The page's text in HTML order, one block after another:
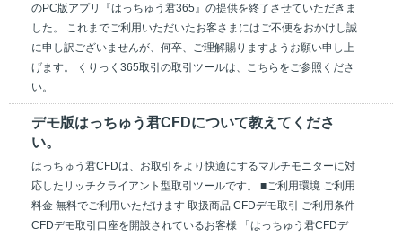
のPC版アプリ『はっちゅう君365』の提供を終了させていただきま
した。 これまでご利用いただいたお客さまにはご不便をおかけし誠
に申し訳ございませんが、何卒、ご理解賜りますようお願い申し上
げます。 くりっく365取引の取引ツールは、こちらをご参照くださ
い。
デモ版はっちゅう君CFDについて教えてくださ
い。
はっちゅう君CFDは、お取引をより快適にするマルチモニターに対
応したリッチクライアント型取引ツールです。 ■ご利用環境 ご利用
料金 無料でご利用いただけます 取扱商品 CFDデモ取引 ご利用条件
CFDデモ取引口座を開設されているお客様 「はっちゅう君CFDデ